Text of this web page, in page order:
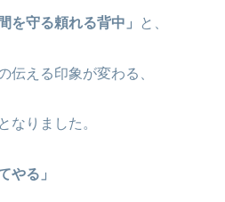
を守る頼れる背中」 と、
伝える印象が変わる、
なりました。
やる」